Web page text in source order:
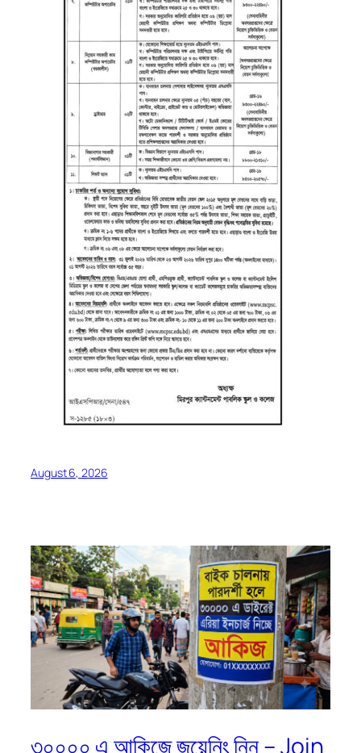
August 6, 2026
৩০০০০ এ আকিজে জয়েনিং নিন – Join